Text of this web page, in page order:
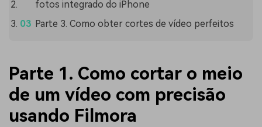
fotos integrado do iPhone
Parte 3. Como obter cortes de vídeo perfeitos
Parte 1. Como cortar o meio
de um vídeo com precisão
usando Filmora